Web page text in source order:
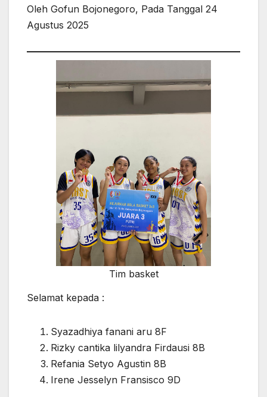
Oleh Gofun Bojonegoro, Pada Tanggal 24
Agustus 2025
Tim basket
Selamat kepada :
Syazadhiya fanani aru 8F
Rizky cantika lilyandra Firdausi 8B
Refania Setyo Agustin 8B
⁠Irene Jesselyn Fransisco 9D